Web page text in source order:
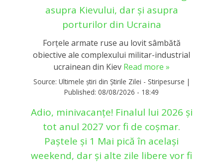
asupra Kievului, dar și asupra
porturilor din Ucraina
Forţele armate ruse au lovit sâmbătă
obiective ale complexului militar-industrial
ucrainean din Kiev Read more »
Source: Ultimele știri din Știrile Zilei - Stiripesurse |
Published: 08/08/2026 - 18:49
Adio, minivacanțe! Finalul lui 2026 și
tot anul 2027 vor fi de coșmar.
Paștele și 1 Mai pică în același
weekend, dar și alte zile libere vor fi